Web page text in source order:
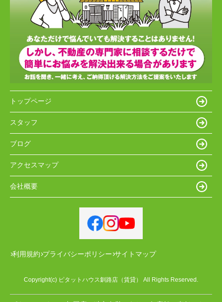
トップページ
スタッフ
ブログ
アクセスマップ
会社概要
利用規約 プライバシーポリシー サイトマップ
Copyright(c) ピタットハウス釧路店（賃貸） All Rights Reserved.